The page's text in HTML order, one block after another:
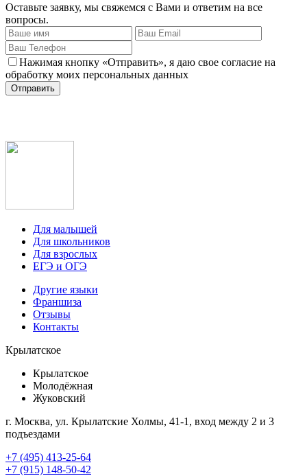
Оставьте заявку, мы свяжемся с Вами и ответим на все
вопросы.
Нажимая кнопку «Отправить», я даю свое согласие на
обработку моих персональных данных
Отправить
Для малышей
Для школьников
Для взрослых
ЕГЭ и ОГЭ
Другие языки
Франшиза
Отзывы
Контакты
Крылатское
Крылатское
Молодёжная
Жуковский
г. Москва, ул. Крылатские Холмы, 41-1, вход между 2 и 3
подъездами
+7 (495) 413-25-64
+7 (915) 148-50-42